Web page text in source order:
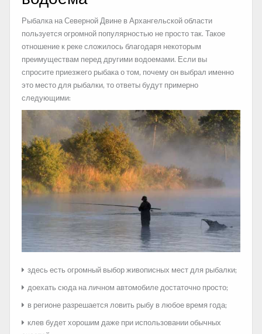
Рыбалка на Северной Двине в Архангельской области
пользуется огромной популярностью не просто так. Такое
отношение к реке сложилось благодаря некоторым
преимуществам перед другими водоемами. Если вы
спросите приезжего рыбака о том, почему он выбрал именно
это место для рыбалки, то ответы будут примерно
следующими:
здесь есть огромный выбор живописных мест для рыбалки;
доехать сюда на личном автомобиле достаточно просто;
в регионе разрешается ловить рыбу в любое время года;
клев будет хорошим даже при использовании обычных